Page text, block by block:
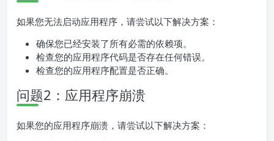
如果您无法启动应用程序，请尝试以下解决方案：
确保您已经安装了所有必需的依赖项。
检查您的应用程序代码是否存在任何错误。
检查您的应用程序配置是否正确。
问题2：应用程序崩溃
如果您的应用程序崩溃，请尝试以下解决方案：